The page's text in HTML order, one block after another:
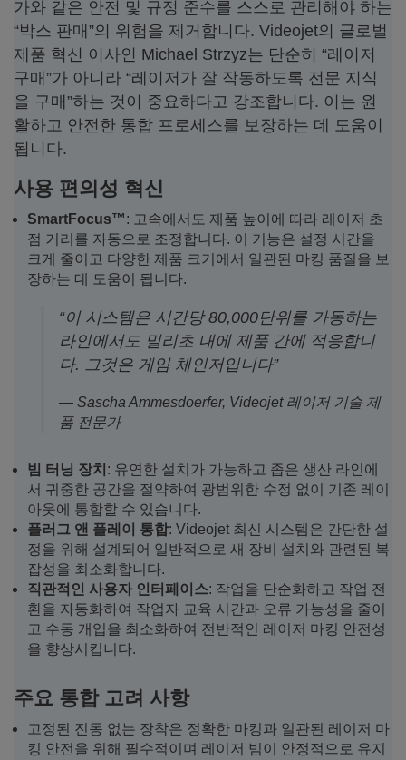
가와 같은 안전 및 규정 준수를 스스로 관리해야 하는
“박스 판매”의 위험을 제거합니다. Videojet의 글로벌
제품 혁신 이사인 Michael Strzyz는 단순히 “레이저
구매”가 아니라 “레이저가 잘 작동하도록 전문 지식
을 구매”하는 것이 중요하다고 강조합니다. 이는 원
활하고 안전한 통합 프로세스를 보장하는 데 도움이
됩니다.
사용 편의성 혁신
SmartFocus™: 고속에서도 제품 높이에 따라 레이저 초
점 거리를 자동으로 조정합니다. 이 기능은 설정 시간을
크게 줄이고 다양한 제품 크기에서 일관된 마킹 품질을 보
장하는 데 도움이 됩니다.
“이 시스템은 시간당 80,000단위를 가동하는
라인에서도 밀리초 내에 제품 간에 적응합니
다. 그것은 게임 체인저입니다”
— Sascha Ammesdoerfer, Videojet 레이저 기술 제
품 전문가
빔 터닝 장치 : 유연한 설치가 가능하고 좁은 생산 라인에
서 귀중한 공간을 절약하여 광범위한 수정 없이 기존 레이
아웃에 통합할 수 있습니다.
플러그 앤 플레이 통합: Videojet 최신 시스템은 간단한 설
정을 위해 설계되어 일반적으로 새 장비 설치와 관련된 복
잡성을 최소화합니다.
직관적인 사용자 인터페이스: 작업을 단순화하고 작업 전
환을 자동화하여 작업자 교육 시간과 오류 가능성을 줄이
고 수동 개입을 최소화하여 전반적인 레이저 마킹 안전성
을 향상시킵니다.
주요 통합 고려 사항
고정된 진동 없는 장착은 정확한 마킹과 일관된 레이저 마
킹 안전을 위해 필수적이며 레이저 빔이 안정적으로 유지